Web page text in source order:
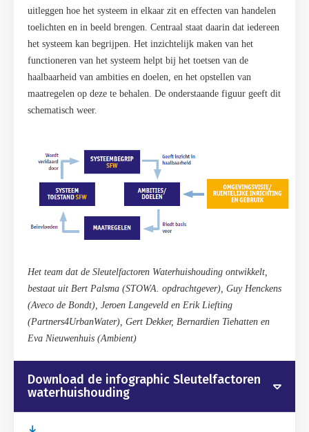
uitleggen hoe het systeem in elkaar zit en effecten van handelen
toelichten en in beeld brengen. Centraal staat daarin dat iedereen
het systeem kan begrijpen. Het inzichtelijk maken van het
functioneren van het systeem helpt bij het toetsen van de
haalbaarheid van ambities en doelen, en het opstellen van
maatregelen op deze te behalen. De onderstaande figuur geeft dit
schematisch weer.
Het team dat de Sleutelfactoren Waterhuishouding ontwikkelt,
bestaat uit Bert Palsma (STOWA. opdrachtgever), Guy Henckens
(Aveco de Bondt), Jeroen Langeveld en Erik Liefting
(Partners4UrbanWater), Gert Dekker, Bernardien Tiehatten en
Eva Nieuwenhuis (Ambient)
Download de infographic Sleutelfactoren
waterhuishouding